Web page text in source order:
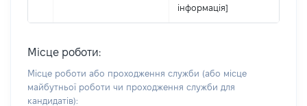
інформація]
Місце роботи:
Місце роботи або проходження служби (або місце
майбутньої роботи чи проходження служби для
кандидатів):